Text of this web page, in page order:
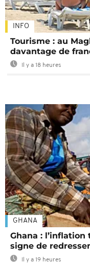
INFO
Tourisme : au
davantage de
Il y a 18 heures
GHANA
Ghana : l’inflation
signe de
Il y a 19 heures